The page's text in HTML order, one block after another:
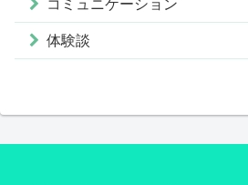
コミュニケーション
体験談